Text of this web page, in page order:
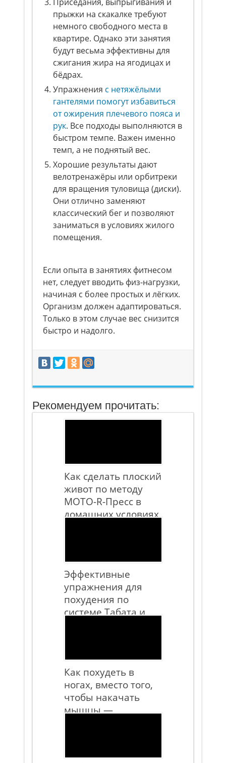
прыжки на скакалке требуют
немного свободного места в
квартире. Однако эти занятия
будут весьма эффективны для
сжигания жира на ягодицах и
бёдрах.
Упражнения с нетяжёлыми
гантелями помогут избавиться
от ожирения плечевого пояса и
рук. Все подходы выполняются в
быстром темпе. Важен именно
темп, а не поднятый вес.
Хорошие результаты дают
велотренажёры или орбитреки
для вращения туловища (диски).
Они отлично заменяют
классический бег и позволяют
заниматься в условиях жилого
помещения.
Если опыта в занятиях фитнесом
нет, следует вводить физ-нагрузки,
начиная с более простых и лёгких.
Организм должен адаптироваться.
Только в этом случае вес снизится
быстро и надолго.
Рекомендуем прочитать:
Как сделать плоский
живот по методу
МОТО-R-Пресс в
домашних условиях
Эффективные
упражнения для
похудения по
системе Табата и
Как похудеть в
ногах, вместо того,
чтобы накачать
мышцы —